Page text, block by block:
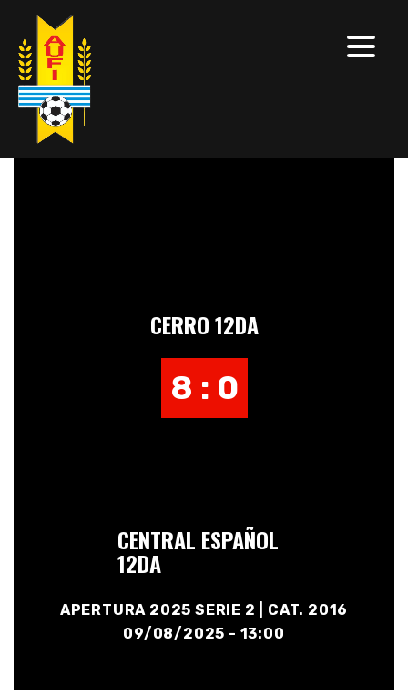
CERRO 12DA
8 : 0
CENTRAL ESPAÑOL
12DA
APERTURA 2025 SERIE 2 | CAT. 2016
09/08/2025 - 13:00